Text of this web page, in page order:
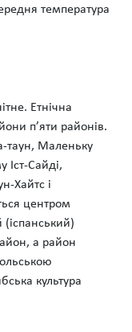
температура
Етнічна
п’яти районів.
таун, Маленьку
Іст-Сайді,
Хайтс і
центром
(іспанський)
а район
культура